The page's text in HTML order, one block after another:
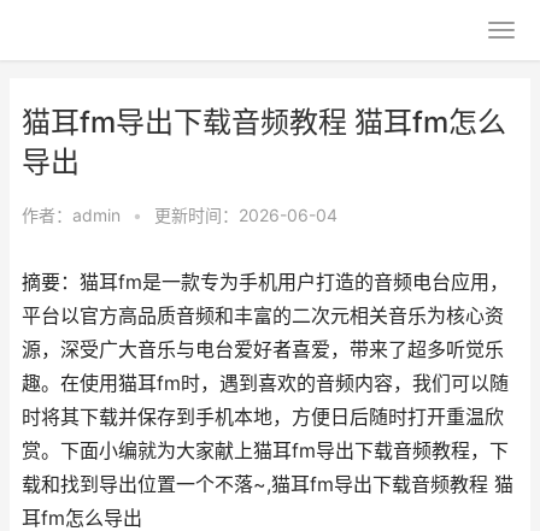
猫耳fm导出下载音频教程 猫耳fm怎么
导出
作者： admin • 更新时间：2026-06-04
摘要：猫耳fm是一款专为手机用户打造的音频电台应用，
平台以官方高品质音频和丰富的二次元相关音乐为核心资
源，深受广大音乐与电台爱好者喜爱，带来了超多听觉乐
趣。在使用猫耳fm时，遇到喜欢的音频内容，我们可以随
时将其下载并保存到手机本地，方便日后随时打开重温欣
赏。下面小编就为大家献上猫耳fm导出下载音频教程，下
载和找到导出位置一个不落~,猫耳fm导出下载音频教程 猫
耳fm怎么导出